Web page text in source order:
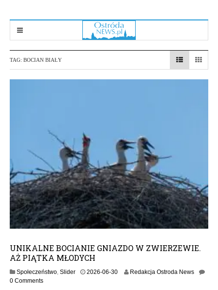
TAG: BOCIAN BIAŁY
UNIKALNE BOCIANIE GNIAZDO W ZWIERZEWIE.
AŻ PIĄTKA MŁODYCH
Społeczeństwo, Slider 2026-06-302
Redakcja Ostroda News
0 Comments